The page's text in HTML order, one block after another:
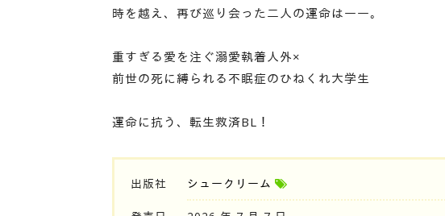
時を越え、再び巡り会った二人の運命は――。
重すぎる愛を注ぐ溺愛執着人外×
前世の死に縛られる不眠症のひねくれ大学生
運命に抗う、転生救済BL！
出版社 シュークリーム